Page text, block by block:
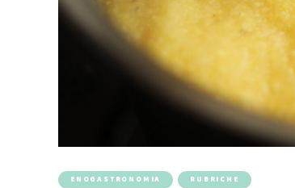
ENOGASTRONOMIA RUBRICHE